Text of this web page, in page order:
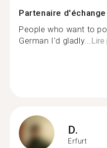
Partenaire
People who want to
German I'd gladly...Lire
D.
Erfurt